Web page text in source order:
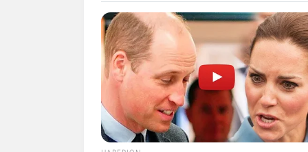
Ia juga mendapatkan peran kecil pada
pernah menjalani peran pendukung
Ia mulai memperluas kemampuan
drama. Ia memerankan karakter tituler
Drama tersebut menjadi drama nomor
sebagai aktor pendatang baru dalam